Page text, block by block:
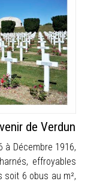
de Verdun
à Décembre 1916,
effroyables
soit 6 obus au m²,